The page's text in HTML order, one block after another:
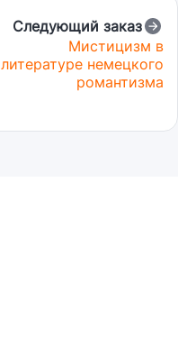
Следующий заказ
Мистицизм в
литературе немецкого
романтизма